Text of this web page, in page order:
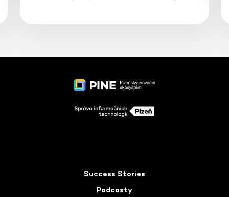
Success Stories
Podcasty